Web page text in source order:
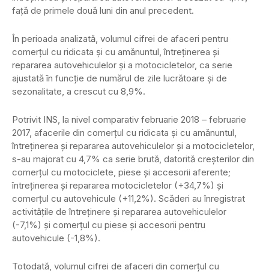
faţă de primele două luni din anul precedent.
În perioada analizată, volumul cifrei de afaceri pentru
comerţul cu ridicata şi cu amănuntul, întreţinerea şi
repararea autovehiculelor şi a motocicletelor, ca serie
ajustată în funcţie de numărul de zile lucrătoare şi de
sezonalitate, a crescut cu 8,9%.
Potrivit INS, la nivel comparativ februarie 2018 – februarie
2017, afacerile din comerţul cu ridicata şi cu amănuntul,
întreţinerea şi repararea autovehiculelor şi a motocicletelor,
s-au majorat cu 4,7% ca serie brută, datorită creşterilor din
comerţul cu motociclete, piese şi accesorii aferente;
întreţinerea şi repararea motocicletelor (+34,7%) şi
comerţul cu autovehicule (+11,2%). Scăderi au înregistrat
activităţile de întreţinere şi repararea autovehiculelor
(-7,1%) şi comerţul cu piese şi accesorii pentru
autovehicule (-1,8%).
Totodată, volumul cifrei de afaceri din comerţul cu